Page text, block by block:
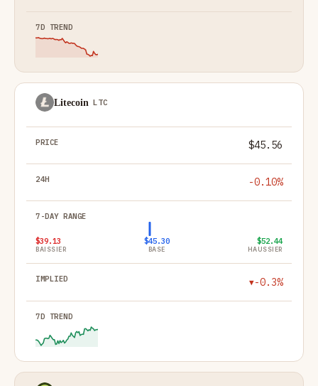
Litecoin LTC
$45.56
-0.10%
$39.13
BAISSIER
$45.30
BASE
$52.44
HAUSSIER
▼-0.3%